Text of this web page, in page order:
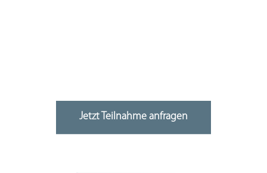
Jetzt Teilnahme anfragen